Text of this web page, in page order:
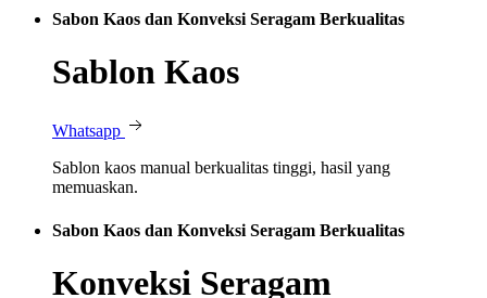
Sabon Kaos dan Konveksi Seragam Berkualitas
Sablon Kaos
Whatsapp
Sablon kaos manual berkualitas tinggi, hasil yang
memuaskan.
Sabon Kaos dan Konveksi Seragam Berkualitas
Konveksi Seragam